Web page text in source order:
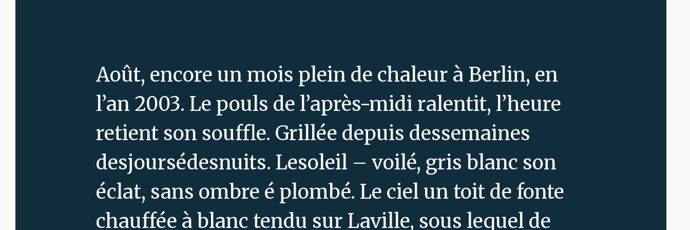
Août, encore un mois plein de chaleur à Berlin, en
l’an 2003. Le pouls de l’après-midi ralentit, l’heure
retient son souffle. Grillée depuis dessemaines
desjoursédesnuits. Lesoleil – voilé, gris blanc son
éclat, sans ombre é plombé. Le ciel un toit de fonte
chauffée à blanc tendu sur Laville, sous lequel de